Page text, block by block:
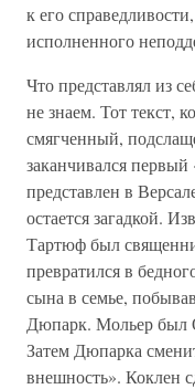
к его
исполненного
Что представлял из
не знаем. Тот текст,
смягченный,
заканчивался
представлен в
остается загадкой.
Тартюф был
превратился в
сына в семье,
Дюпарк. Мольер
Затем Дюпарка
внешность». Коклен